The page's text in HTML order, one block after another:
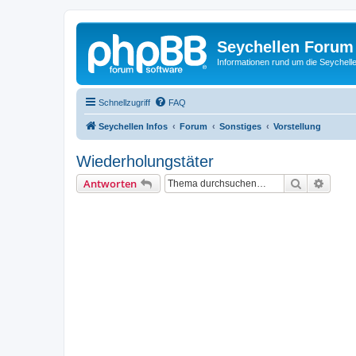
Seychellen Forum
Informationen rund um die
Schnellzugriff FAQ
Seychellen Infos Forum Sonstiges Vorstellung
Wiederholungstäter
Antworten Suche